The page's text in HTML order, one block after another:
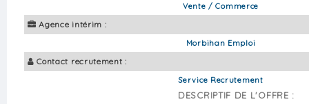
Vente / Commerce
Agence intérim :
Morbihan Emploi
Contact recrutement :
Service Recrutement
DESCRIPTIF DE L'OFFRE :